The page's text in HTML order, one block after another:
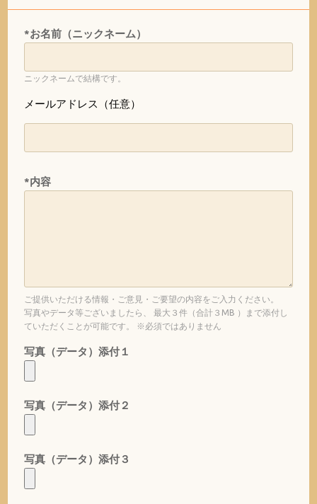
*お名前（ニックネーム）
ニックネームで結構です。
メールアドレス（任意）
*内容
ご提供いただける情報・ご意見・ご要望の内容をご入力ください。
写真やデータ等ございましたら、 最大３件（合計３MB ）まで添付し
ていただくことが可能です。 ※必須ではありません
写真（データ）添付１
写真（データ）添付２
写真（データ）添付３